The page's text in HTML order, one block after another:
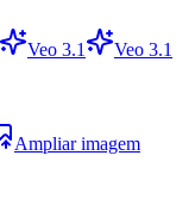
Veo 3.1
Veo 3.1
Ampliar imagem